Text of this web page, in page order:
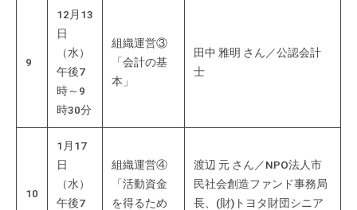
9
12月13
日
（水）
午後7
時～9
時30分
組織運営③
「会計の基
本」
田中 雅明 さん／公認会計
士
10
1月17
日
（水）
午後7
組織運営④
「活動資金
を得るため
渡辺 元 さん／NPO法人市
民社会創造ファンド事務局
長、(財)トヨタ財団シニア